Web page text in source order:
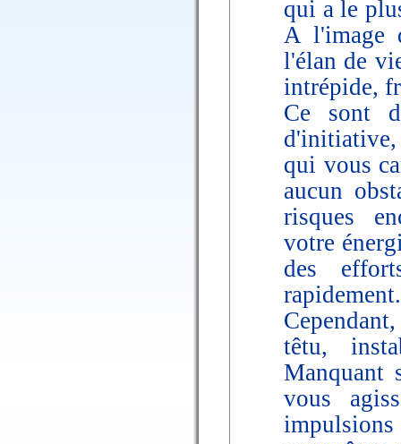
qui a le
A l'image
l'élan de
intrépide,
Ce sont
qui vous
aucun
risques
votre
des
rapidement.
têtu,
Manquant
vous
impulsions